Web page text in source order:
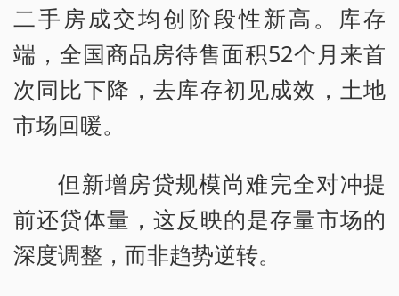
二手房成交均创阶段性新高。库存
端，全国商品房待售面积52个月来首
次同比下降，去库存初见成效，土地
市场回暖。
但新增房贷规模尚难完全对冲提
前还贷体量，这反映的是存量市场的
深度调整，而非趋势逆转。